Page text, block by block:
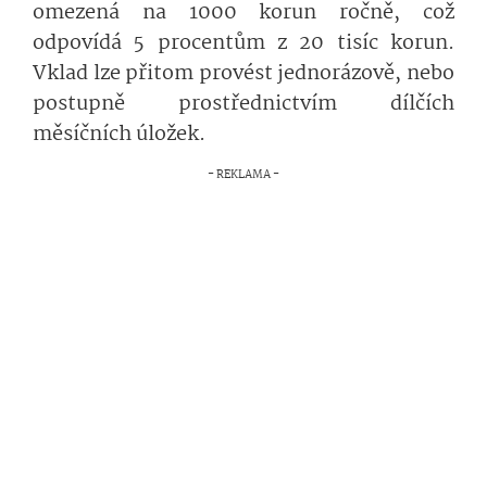
omezená na 1000 korun ročně, což
odpovídá 5 procentům z 20 tisíc korun.
Vklad lze přitom provést jednorázově, nebo
postupně prostřednictvím dílčích
měsíčních úložek.